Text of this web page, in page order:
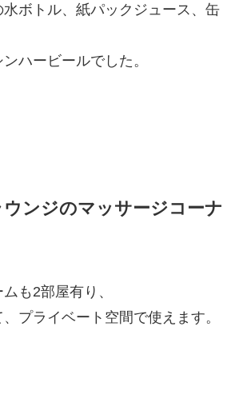
ボトル、紙パックジュース、缶
ハービールでした。
ンジのマッサージコーナ
も2部屋有り、
プライベート空間で使えます。